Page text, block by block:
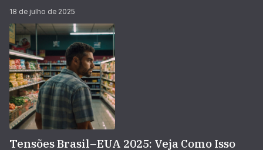
18 de julho de 2025
Tensões Brasil–EUA 2025: Veja Como Isso